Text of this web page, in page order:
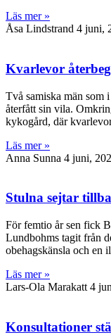
Läs mer »
Åsa Lindstrand 4 juni,
Kvarlevor
Två samiska män som
återfått sin vila.
kykogård, där
Läs mer »
Anna Sunna 4 juni,
Stulna sejtar
För femtio år sen fick
Lundbohms tagit från
obehagskänsla och en
Läs mer »
Lars-Ola Marakatt 4
Konsultationer